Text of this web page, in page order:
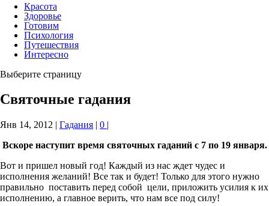
Красота
Здоровье
Готовим
Психология
Путешествия
Интересно
Выберите страницу
Святочные гадания
Янв 14, 2012 | Гадания | 0 |
Вскоре наступит время святочных гаданий с 7 по 19 января.
Вот и пришел новый год! Каждый из нас ждет чудес и
исполнения желаний! Все так и будет! Только для этого нужно
правильно поставить перед собой цели, приложить усилия к их
исполнению, а главное верить, что нам все под силу!